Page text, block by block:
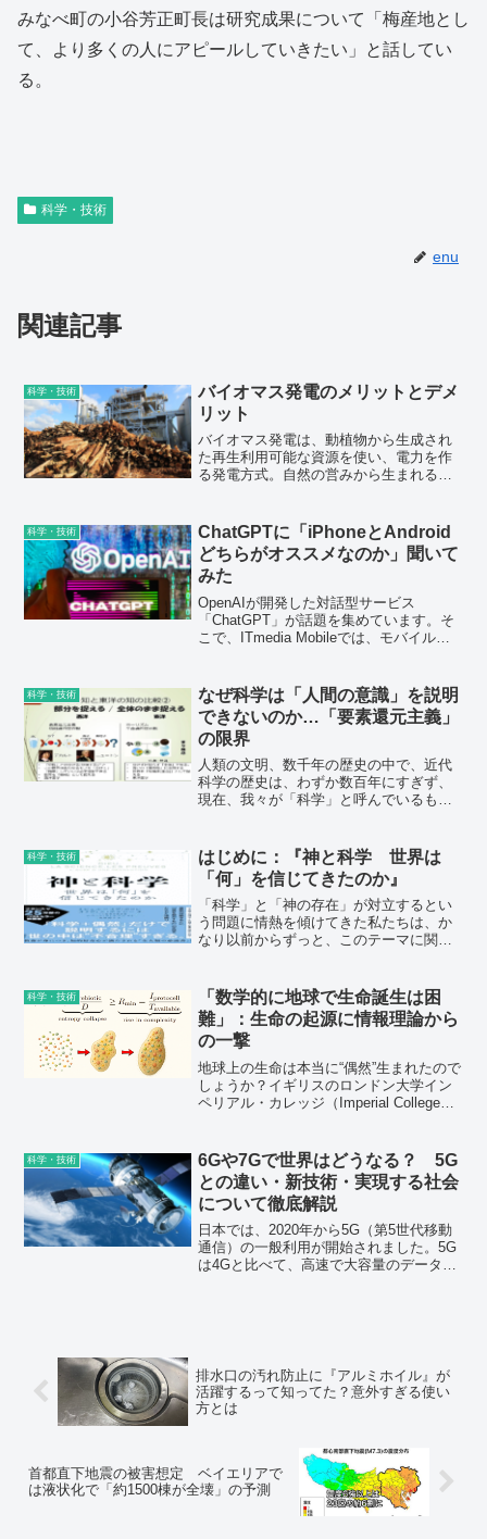
みなべ町の小谷芳正町長は研究成果について「梅産地とし
て、より多くの人にアピールしていきたい」と話してい
る。
科学・技術
enu
関連記事
科学・技術
バイオマス発電のメリットとデメ
リット
バイオマス発電は、動植物から生成され
た再生利用可能な資源を使い、電力を作
る発電方式。自然の営みから生まれるも
ん。
科学・技術
ChatGPTに「iPhoneとAndroid
どちらがオススメなのか」聞いて
みた
OpenAIが開発した対話型サービス
「ChatGPT」が話題を集めています。そ
こで、ITmedia Mobileでは、モバイルに
とは限らず、誤った情報を返すこともあ
りますが、新たな気付きを与えてくれる
かもしれません。
科学・技術
なぜ科学は「人間の意識」を説明
できないのか…「要素還元主義」
の限界
人類の文明、数千年の歴史の中で、近代
科学の歴史は、わずか数百年にすぎず、
現在、我々が「科学」と呼んでいるもの
「限界」を持っている。
科学・技術
はじめに：『神と科学 世界は
「何」を信じてきたのか』
「科学」と「神の存在」が対立するとい
う問題に情熱を傾けてきた私たちは、か
なり以前からずっと、このテーマに関し
たちがこの仕事に身を投じ、本書を執筆
したのはそれが理由である。
科学・技術
「数学的に地球で生命誕生は困
難」：生命の起源に情報理論から
の一撃
地球上の生命は本当に“偶然”生まれたので
しょうか？イギリスのロンドン大学イン
ペリアル・カレッジ（Imperial College
発生は非常に起こりにくい可能性が示唆
されました。
科学・技術
6Gや7Gで世界はどうなる？ 5G
との違い・新技術・実現する社会
について徹底解説
日本では、2020年から5G（第5世代移動
通信）の一般利用が開始されました。5G
は4Gと比べて、高速で大容量のデータ処
排水口の汚れ防止に『アルミホイル』が
活躍するって知ってた？意外すぎる使い
方とは
首都直下地震の被害想定 ベイエリアで
は液状化で「約1500棟が全壊」の予測